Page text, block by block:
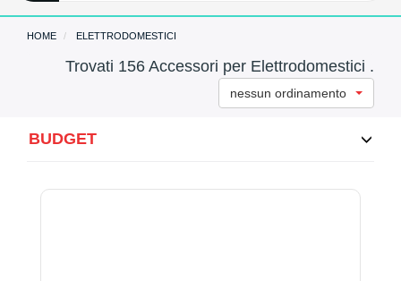
HOME ELETTRODOMESTICI
Trovati 156 Accessori per Elettrodomestici .
nessun ordinamento
BUDGET